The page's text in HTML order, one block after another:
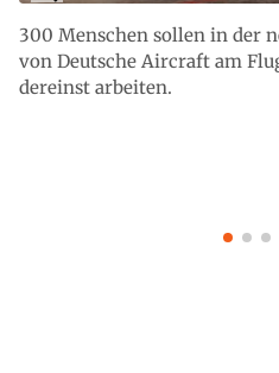
300 Menschen sollen in der
von Deutsche Aircraft am
dereinst arbeiten.